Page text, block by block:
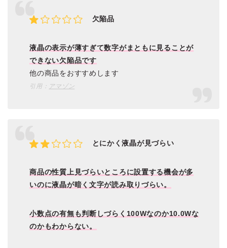
欠陥品
液晶の表示が薄すぎて数字がまともに見ることが
できない欠陥品です
他の商品をおすすめします
引用： アマゾン
とにかく液晶が見づらい
商品の性質上見づらいところに設置する機会が多
いのに液晶が暗く文字が読み取りづらい。
小数点の有無も判断しづらく100Wなのか10.0Wな
のかもわからない。